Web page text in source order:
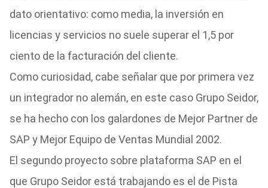
dato orientativo: como media, la inversión en
licencias y servicios no suele superar el 1,5 por
ciento de la facturación del cliente.
Como curiosidad, cabe señalar que por primera vez
un integrador no alemán, en este caso Grupo Seidor,
se ha hecho con los galardones de Mejor Partner de
SAP y Mejor Equipo de Ventas Mundial 2002.
El segundo proyecto sobre plataforma SAP en el
que Grupo Seidor está trabajando es el de Pista